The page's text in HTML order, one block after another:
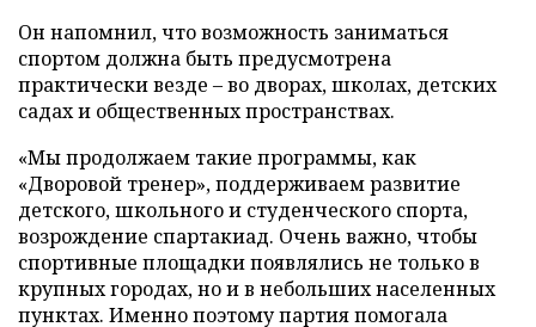
Он напомнил, что возможность заниматься
спортом должна быть предусмотрена
практически везде – во дворах, школах, детских
садах и общественных пространствах.
«Мы продолжаем такие программы, как
«Дворовой тренер», поддерживаем развитие
детского, школьного и студенческого спорта,
возрождение спартакиад. Очень важно, чтобы
спортивные площадки появлялись не только в
крупных городах, но и в небольших населенных
пунктах. Именно поэтому партия помогала